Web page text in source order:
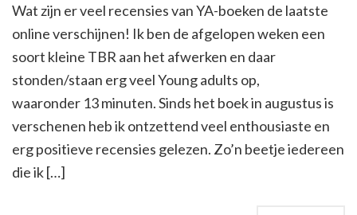
Wat zijn er veel recensies van YA-boeken de laatste
online verschijnen! Ik ben de afgelopen weken een
soort kleine TBR aan het afwerken en daar
stonden/staan erg veel Young adults op,
waaronder 13 minuten. Sinds het boek in augustus is
verschenen heb ik ontzettend veel enthousiaste en
erg positieve recensies gelezen. Zo’n beetje iedereen
die ik […]